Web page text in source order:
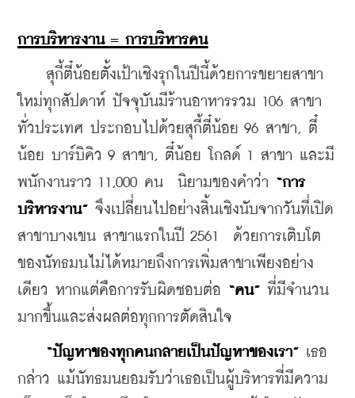
การบริหารงาน = การบริหารคน
สุกี้ตี๋น้อยตั้งเป้าเชิงรุกในปีนี้ด้วยการขยายสาขา
ใหม่ทุกสัปดาห์ ปัจจุบันมีร้านอาหารรวม 106 สาขา
ทั่วประเทศ ประกอบไปด้วยสุกี้ตี๋น้อย 96 สาขา, ตี๋
น้อย บาร์บิคิว 9 สาขา, ตี๋น้อย โกลด์ 1 สาขา และมี
พนักงานราว 11,000 คน  นิยามของคำว่า “การ
บริหารงาน” จึงเปลี่ยนไปอย่างสิ้นเชิงนับจากวันที่เปิด
สาขาบางเขน สาขาแรกในปี 2561  ด้วยการเติบโต
ของนัทธมนไม่ได้หมายถึงการเพิ่มสาขาเพียงอย่าง
เดียว หากแต่คือการรับผิดชอบต่อ ​“คน” ที่มีจำนวน
มากขึ้นและส่งผลต่อทุกการตัดสินใจ
“ปัญหาของทุกคนกลายเป็นปัญหาของเรา” เธอ
กล่าว แม้นัทธมนยอมรับว่าเธอเป็นผู้บริหารที่มีความ